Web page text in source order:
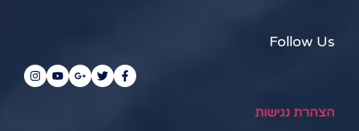
Follow Us
הצהרת נגישות